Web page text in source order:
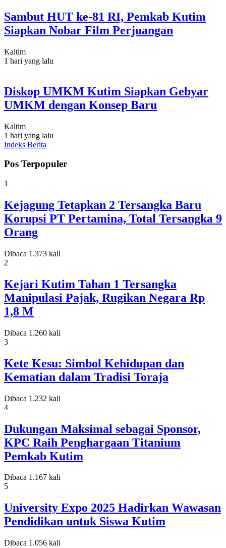
Sambut HUT ke-81 RI, Pemkab Kutim
Siapkan Nobar Film Perjuangan
Kaltim
1 hari yang lalu
Diskop UMKM Kutim Siapkan Gebyar
UMKM dengan Konsep Baru
Kaltim
1 hari yang lalu
Indeks Berita
Pos Terpopuler
1
Kejagung Tetapkan 2 Tersangka Baru
Korupsi PT Pertamina, Total Tersangka 9
Orang
Dibaca 1.373 kali
2
Kejari Kutim Tahan 1 Tersangka
Manipulasi Pajak, Rugikan Negara Rp
1,8 M
Dibaca 1.260 kali
3
Kete Kesu: Simbol Kehidupan dan
Kematian dalam Tradisi Toraja
Dibaca 1.232 kali
4
Dukungan Maksimal sebagai Sponsor,
KPC Raih Penghargaan Titanium
Pemkab Kutim
Dibaca 1.167 kali
5
University Expo 2025 Hadirkan Wawasan
Pendidikan untuk Siswa Kutim
Dibaca 1.056 kali